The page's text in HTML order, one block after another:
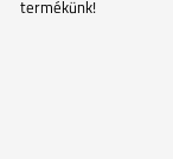
termékünk!